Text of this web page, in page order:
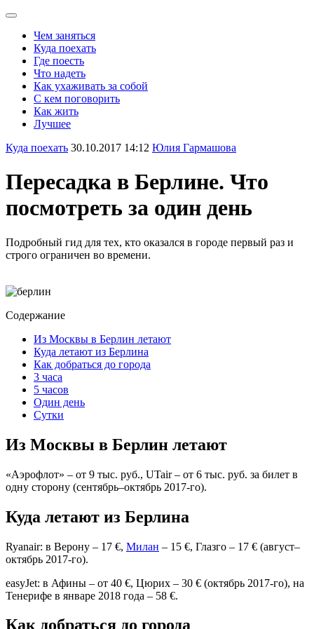
Чем заняться
Куда поехать
Где поесть
Что надеть
Как ухаживать за собой
С кем поговорить
Как жить
Лучшее
Куда поехать 30.10.2017 14:12 Юлия Гармашова
Пересадка в Берлине. Что
посмотреть за один день
Подробный гид для тех, кто оказался в городе первый раз и
строго ограничен во времени.
Содержание
Из Москвы в Берлин летают
Куда летают из Берлина
Как добраться до города
3 часа
5 часов
Один день
Сутки
Из Москвы в Берлин летают
«Аэрофлот» – от 9 тыс. руб., UTair – от 6 тыс. руб. за билет в
одну сторону (сентябрь–октябрь 2017-го).
Куда летают из Берлина
Ryanair: в Верону – 17 €, Милан – 15 €, Глазго – 17 € (август–
октябрь 2017-го).
easyJet: в Афины – от 40 €, Цюрих – 30 € (октябрь 2017-го), на
Тенерифе в январе 2018 года – 58 €.
Как добраться до города